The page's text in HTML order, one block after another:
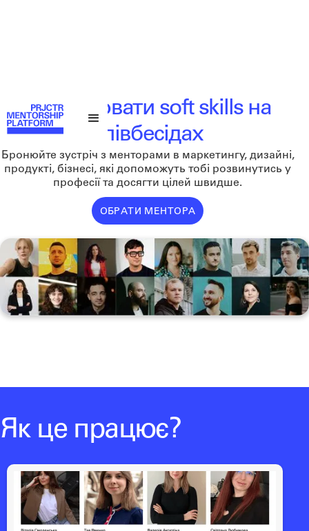
Як оцінювати soft skills на
співбесідах
Бронюйте зустріч з менторами в маркетингу, дизайні,
продукті, бізнесі, які допоможуть тобі розвинутись у
професії та досягти цілей швидше.
ОБРАТИ МЕНТОРА
Як це працює?